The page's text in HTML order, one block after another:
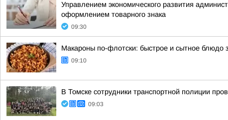
Управлением экономического развития
оформлением товарного знака
09:30
Макароны по-флотски: быстрое и сытное блюдо
09:10
В Томске сотрудники транспортной полиции
09:03